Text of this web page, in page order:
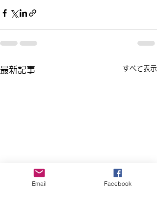
最新記事 すべて表示
Email Facebook